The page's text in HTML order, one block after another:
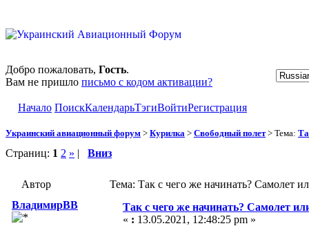
Добро пожаловать, Гость.
Вам не пришло письмо с кодом активации?
Начало ПоискКалендарьТэгиВойтиРегистрация
Украинский авиационный форум > Курилка > Свободный полет> Тема:
Страниц: 1 2 » | Вниз
Автор
Тема: Так с чего же начинать? Самолет
ВладимирВВ
Так с чего же начинать? Самолет
« : 13.05.2021, 12:48:25 pm »